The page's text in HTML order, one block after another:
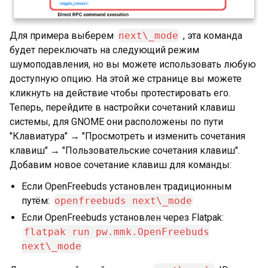
Для примера выберем next\_mode , эта команда
будет переключать на следующий режим
шумоподавления, но вы можете использовать любую
доступную опцию. На этой же странице вы можете
кликнуть на действие чтобы протестировать его.
Теперь, перейдите в настройки сочетаний клавиш
системы, для GNOME они расположены по пути
"Клавиатура" → "Просмотреть и изменить сочетания
клавиш" → "Пользовательские сочетания клавиш".
Добавим новое сочетание клавиш для команды:
Если OpenFreebuds установлен традиционным
путём: openfreebuds next\_mode
Если OpenFreebuds установлен через Flatpak:
flatpak run pw.mmk.OpenFreebuds
next\_mode